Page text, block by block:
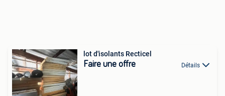
lot d'isolants Recticel
Faire une offre Détails